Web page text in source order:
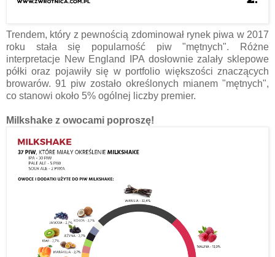
Trendem, który z pewnością zdominował rynek piwa w 2017
roku stała się popularność piw "mętnych". Różne
interpretacje New England IPA dosłownie zalały sklepowe
półki oraz pojawiły się w portfolio większości znaczących
browarów. 91 piw zostało określonych mianem "mętnych",
co stanowi około 5% ogólnej liczby premier.
Milkshake z owocami poproszę!